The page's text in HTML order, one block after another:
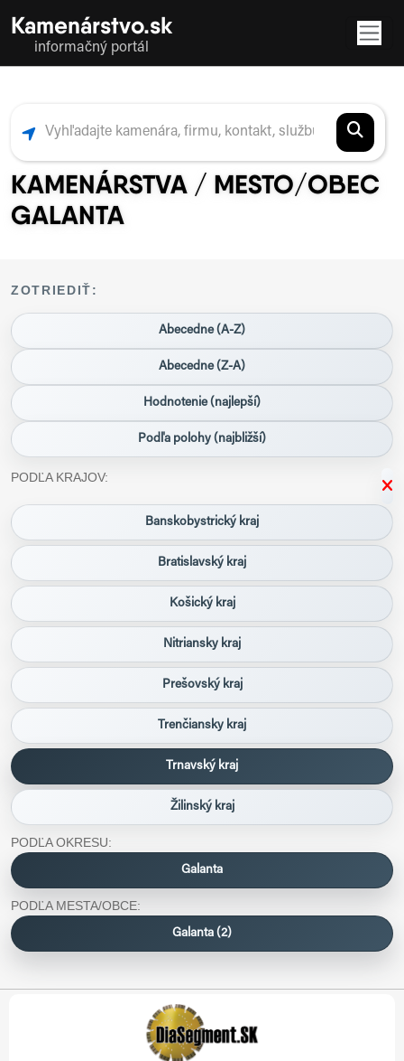
Kamenárstvo.sk
informačný portál
KAMENÁRSTVA / MESTO/OBEC
GALANTA
ZOTRIEDIŤ:
Abecedne (A-Z)
Abecedne (Z-A)
Hodnotenie (najlepší)
Podľa polohy (najbližší)
PODĽA KRAJOV:
Banskobystrický kraj
Bratislavský kraj
Košický kraj
Nitriansky kraj
Prešovský kraj
Trenčiansky kraj
Trnavský kraj
Žilinský kraj
PODĽA OKRESU:
Galanta
PODĽA MESTA/OBCE:
Galanta (2)